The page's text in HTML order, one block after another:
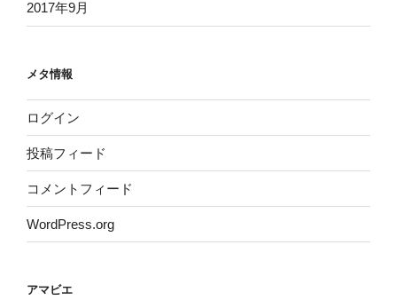
2017年9月
メタ情報
ログイン
投稿フィード
コメントフィード
WordPress.org
アマビエ